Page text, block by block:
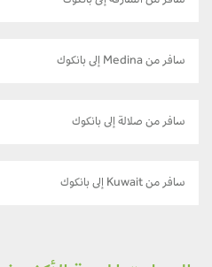
سافر من Medina إلى بانكوك
سافر من صلالة إلى بانكوك
سافر من Kuwait إلى بانكوك